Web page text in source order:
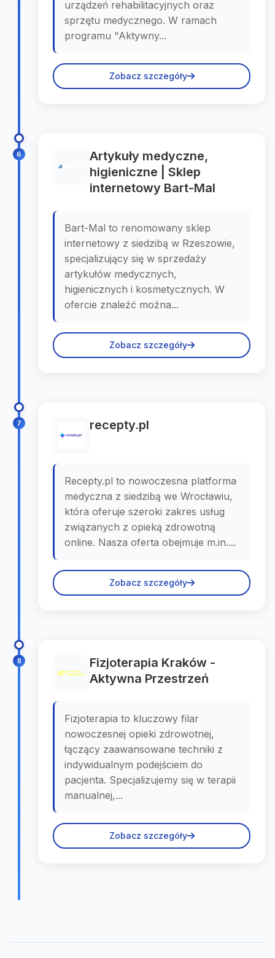
urządzeń rehabilitacyjnych oraz
sprzętu medycznego. W ramach
programu "Aktywny...
Zobacz szczegóły
6
Artykuły medyczne,
higieniczne | Sklep
internetowy Bart-Mal
Bart-Mal to renomowany sklep
internetowy z siedzibą w Rzeszowie,
specjalizujący się w sprzedaży
artykułów medycznych,
higienicznych i kosmetycznych. W
ofercie znaleźć można...
Zobacz szczegóły
7 recepty.pl
Recepty.pl to nowoczesna platforma
medyczna z siedzibą we Wrocławiu,
która oferuje szeroki zakres usług
związanych z opieką zdrowotną
online. Nasza oferta obejmuje m.in....
Zobacz szczegóły
8
Fizjoterapia Kraków -
Aktywna Przestrzeń
Fizjoterapia to kluczowy filar
nowoczesnej opieki zdrowotnej,
łączący zaawansowane techniki z
indywidualnym podejściem do
pacjenta. Specjalizujemy się w terapii
manualnej,...
Zobacz szczegóły